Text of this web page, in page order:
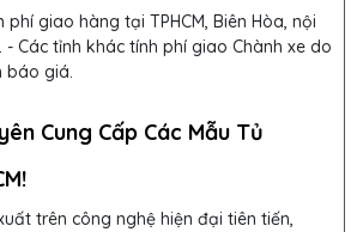
phí giao hàng tại TPHCM, Biên Hòa, nội
- Các tỉnh khác tính phí giao Chành xe do
báo giá.
Cung Cấp Các Mẫu Tủ
trên công nghệ hiện đại tiên tiến,